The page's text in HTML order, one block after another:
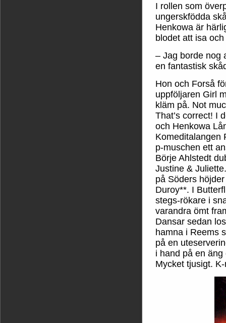
I rollen som
ungerskfödda
Henkowa är
blodet att isa
– Jag borde nog
en fantastisk
Hon och Forså
uppföljaren Girl
kläm på. Not
That’s correct! I
och Henkowa
Komeditalangen
p-muschen ett
Börje Ahlstedt
Justine &
på Söders
Duroy**. I
stegs-rökare i
varandra ömt
Dansar sedan
hamna i Reems
på en
i hand på en
Mycket tjusigt.